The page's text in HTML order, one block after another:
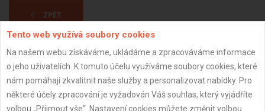
ZPĚT
Aktualizováno z portálu ARES dne 29.12.2023 16:30:11
Tento web využívá soubory cookies
Na našem webu získáváme, ukládáme a zpracováváme informace
o jeho uživatelích. K tomuto účelu využíváme soubory cookies, které
nám pomáhají zkvalitnit naše služby a personalizovat nabídky. Pro
některé účely zpracování je vyžadován Váš souhlas, který vyjádříte
volbou „Přijmout vše“. Nastavení cookies můžete změnit volbou